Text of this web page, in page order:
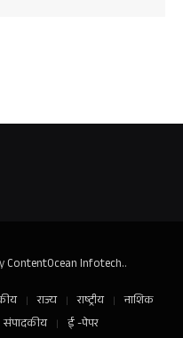
ContentOcean Infotech..
राज्य राष्ट्रीय
नाशिक
संपादकीय ई -पेपर